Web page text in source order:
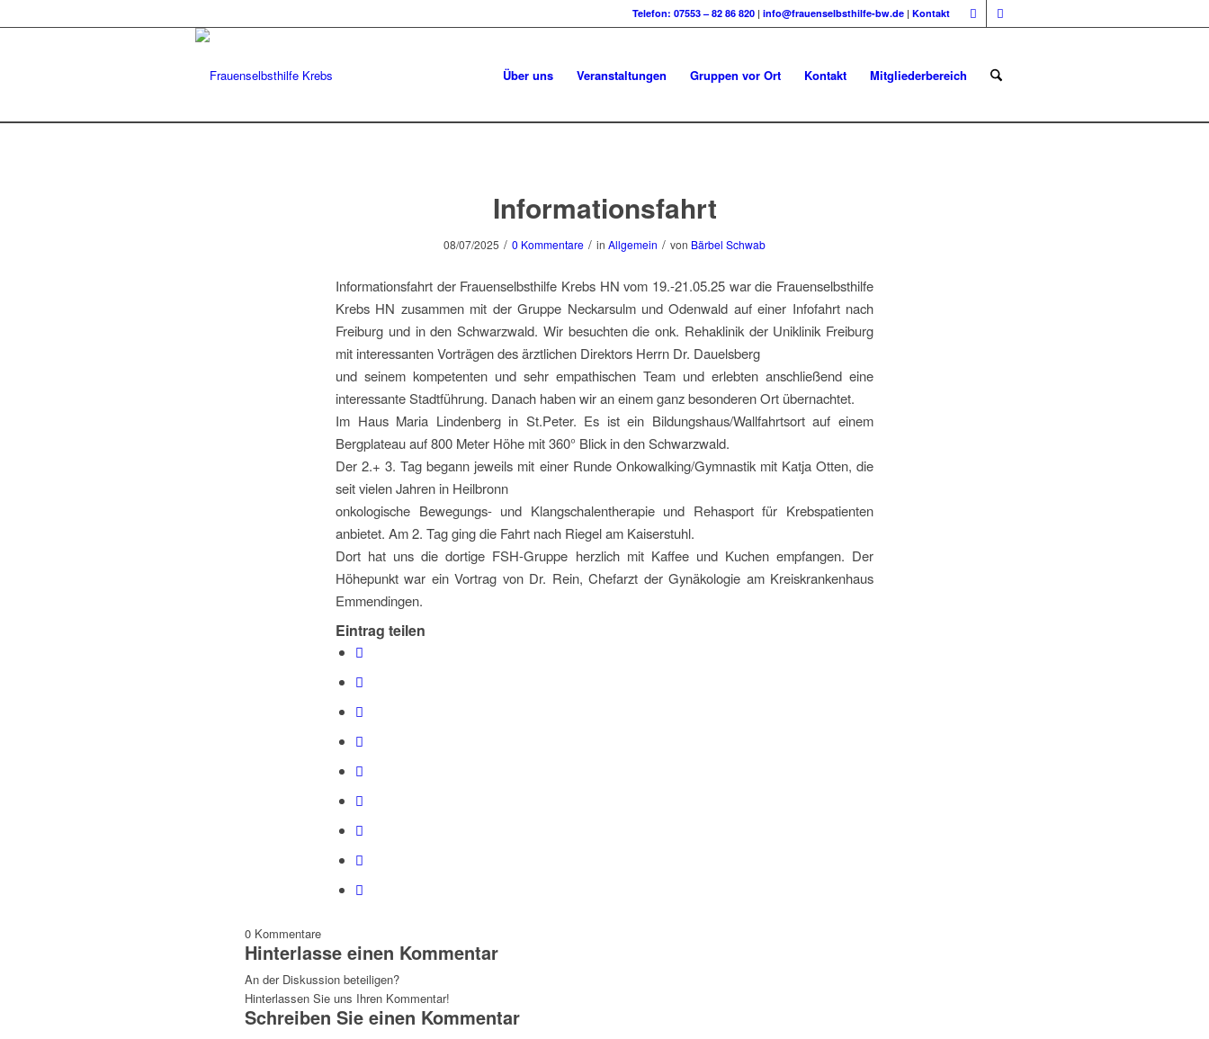
Telefon: 07553 – 82 86 820 | info@frauenselbsthilfe-bw.de | Kontakt
Über uns Veranstaltungen Gruppen vor Ort Kontakt Mitgliederbereich
Informationsfahrt
08/07/2025 / 0 Kommentare / in Allgemein / von Bärbel Schwab
Informationsfahrt der Frauenselbsthilfe Krebs HN vom 19.-21.05.25 war die Frauenselbsthilfe
Krebs HN zusammen mit der Gruppe Neckarsulm und Odenwald auf einer Infofahrt nach
Freiburg und in den Schwarzwald. Wir besuchten die onk. Rehaklinik der Uniklinik Freiburg
mit interessanten Vorträgen des ärztlichen Direktors Herrn Dr. Dauelsberg
und seinem kompetenten und sehr empathischen Team und erlebten anschließend eine
interessante Stadtführung. Danach haben wir an einem ganz besonderen Ort übernachtet.
Im Haus Maria Lindenberg in St.Peter. Es ist ein Bildungshaus/Wallfahrtsort auf einem
Bergplateau auf 800 Meter Höhe mit 360° Blick in den Schwarzwald.
Der 2.+ 3. Tag begann jeweils mit einer Runde Onkowalking/Gymnastik mit Katja Otten, die
seit vielen Jahren in Heilbronn
onkologische Bewegungs- und Klangschalentherapie und Rehasport für Krebspatienten
anbietet. Am 2. Tag ging die Fahrt nach Riegel am Kaiserstuhl.
Dort hat uns die dortige FSH-Gruppe herzlich mit Kaffee und Kuchen empfangen. Der
Höhepunkt war ein Vortrag von Dr. Rein, Chefarzt der Gynäkologie am Kreiskrankenhaus
Emmendingen.
Eintrag teilen
0 Kommentare
Hinterlasse einen Kommentar
An der Diskussion beteiligen?
Hinterlassen Sie uns Ihren Kommentar!
Schreiben Sie einen Kommentar